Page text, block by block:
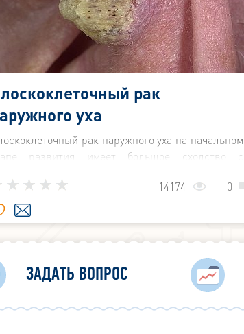
рак
уха
рак наружного уха на начальном
развития имеет большое сходство с
из базального слоя эпителия, но по
с ней, растет гораздо быстрее.
14174 0
ЗАДАТЬ ВОПРОС